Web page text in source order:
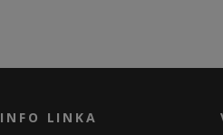
INFO LINKA